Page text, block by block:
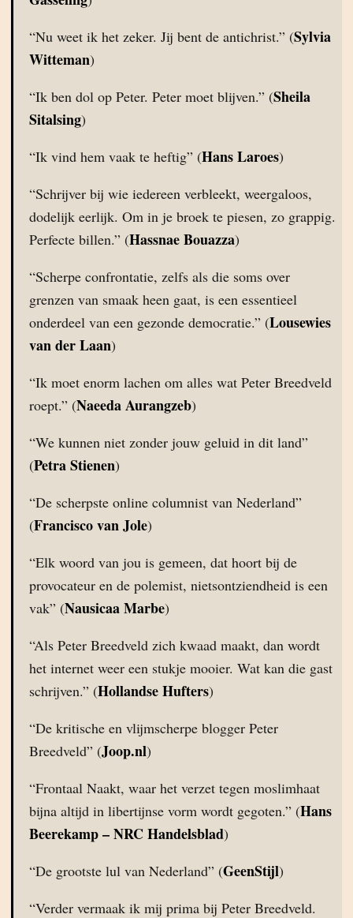
“Nu weet ik het zeker. Jij bent de antichrist.” (Sylvia
Witteman)
“Ik ben dol op Peter. Peter moet blijven.” (Sheila
Sitalsing)
“Ik vind hem vaak te heftig” (Hans Laroes)
“Schrijver bij wie iedereen verbleekt, weergaloos,
dodelijk eerlijk. Om in je broek te piesen, zo grappig.
Perfecte billen.” (Hassnae Bouazza)
“Scherpe confrontatie, zelfs als die soms over
grenzen van smaak heen gaat, is een essentieel
onderdeel van een gezonde democratie.” (Lousewies
van der Laan)
“Ik moet enorm lachen om alles wat Peter Breedveld
roept.” (Naeeda Aurangzeb)
“We kunnen niet zonder jouw geluid in dit land”
(Petra Stienen)
“De scherpste online columnist van Nederland”
(Francisco van Jole)
“Elk woord van jou is gemeen, dat hoort bij de
provocateur en de polemist, nietsontziendheid is een
vak” (Nausicaa Marbe)
“Als Peter Breedveld zich kwaad maakt, dan wordt
het internet weer een stukje mooier. Wat kan die gast
schrijven.” (Hollandse Hufters)
“De kritische en vlijmscherpe blogger Peter
Breedveld” (Joop.nl)
“Frontaal Naakt, waar het verzet tegen moslimhaat
bijna altijd in libertijnse vorm wordt gegoten.” (Hans
Beerekamp – NRC Handelsblad)
“De grootste lul van Nederland” (GeenStijl)
“Verder vermaak ik mij prima bij Peter Breedveld.